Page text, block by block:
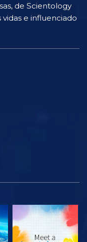
de Scientology
e influenciado